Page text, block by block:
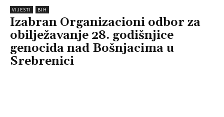
VIJESTI BIH
Izabran Organizacioni odbor za
obilježavanje 28. godišnjice
genocida nad Bošnjacima u
Srebrenici